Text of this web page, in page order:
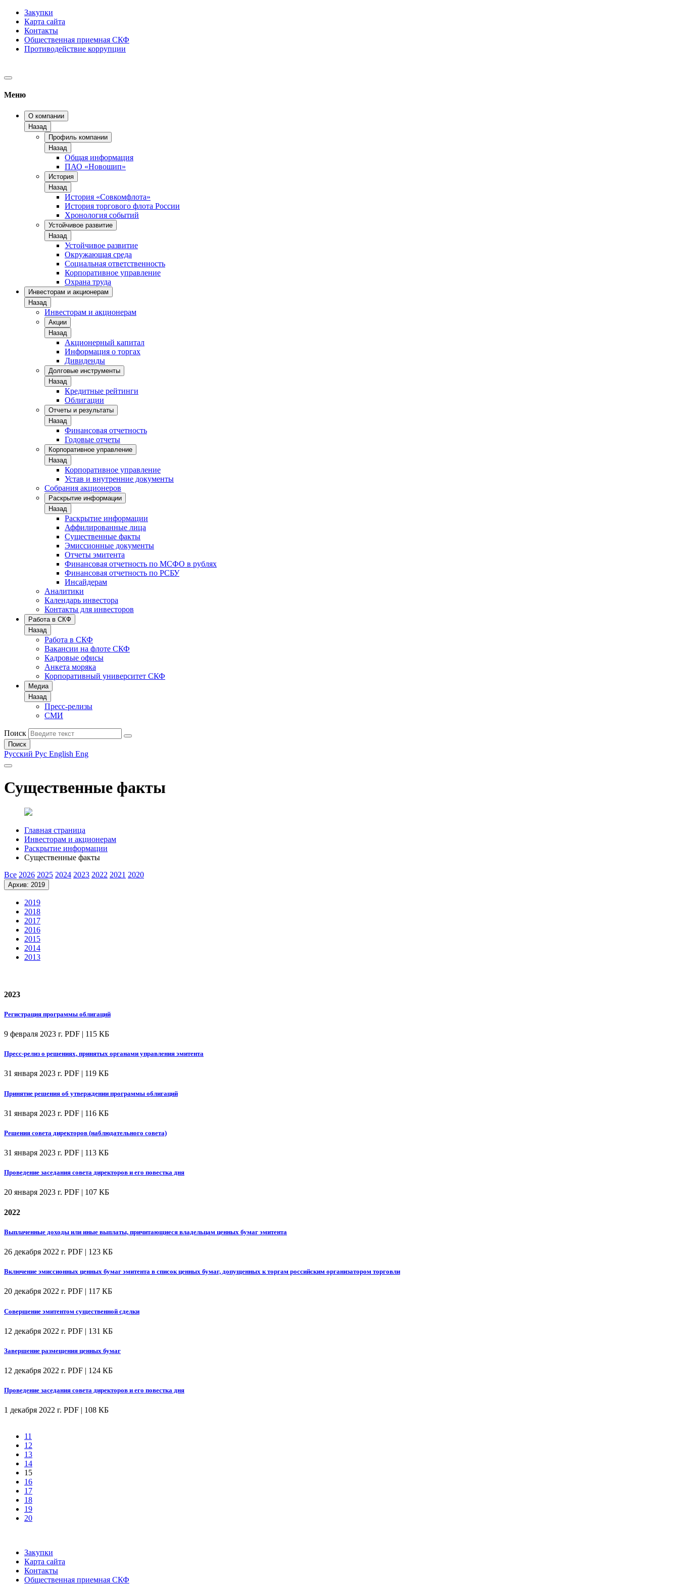
Закупки
Карта сайта
Контакты
Общественная приемная СКФ
Противодействие коррупции
Меню
О компании
Назад
Профиль компании
Назад
Общая информация
ПАО «Новошип»
История
Назад
История «Совкомфлота»
История торгового флота России
Хронология событий
Устойчивое развитие
Назад
Устойчивое развитие
Окружающая среда
Социальная ответственность
Корпоративное управление
Охрана труда
Инвесторам и акционерам
Назад
Инвесторам и акционерам
Акции
Назад
Акционерный капитал
Информация о торгах
Дивиденды
Долговые инструменты
Назад
Кредитные рейтинги
Облигации
Отчеты и результаты
Назад
Финансовая отчетность
Годовые отчеты
Корпоративное управление
Назад
Корпоративное управление
Устав и внутренние документы
Собрания акционеров
Раскрытие информации
Назад
Раскрытие информации
Аффилированные лица
Существенные факты
Эмиссионные документы
Отчеты эмитента
Финансовая отчетность по МСФО в рублях
Финансовая отчетность по РСБУ
Инсайдерам
Аналитики
Календарь инвестора
Контакты для инвесторов
Работа в СКФ
Назад
Работа в СКФ
Вакансии на флоте СКФ
Кадровые офисы
Анкета моряка
Корпоративный университет СКФ
Медиа
Назад
Пресс-релизы
СМИ
Поиск
Поиск
Русский Рус English Eng
Существенные факты
Главная страница
Инвесторам и акционерам
Раскрытие информации
Существенные факты
Все 2026 2025 2024 2023 2022 2021 2020
Архив: 2019
2019
2018
2017
2016
2015
2014
2013
2023
Регистрация программы облигаций
9 февраля 2023 г. PDF | 115 КБ
Пресс-релиз о решениях, принятых органами управления эмитента
31 января 2023 г. PDF | 119 КБ
Принятие решения об утверждении программы облигаций
31 января 2023 г. PDF | 116 КБ
Решения совета директоров (наблюдательного совета)
31 января 2023 г. PDF | 113 КБ
Проведение заседания совета директоров и его повестка дня
20 января 2023 г. PDF | 107 КБ
2022
Выплаченные доходы или иные выплаты, причитающиеся владельцам ценных бумаг эмитента
26 декабря 2022 г. PDF | 123 КБ
Включение эмиссионных ценных бумаг эмитента в список ценных бумаг, допущенных к торгам российским организатором торговли
20 декабря 2022 г. PDF | 117 КБ
Совершение эмитентом существенной сделки
12 декабря 2022 г. PDF | 131 КБ
Завершение размещения ценных бумаг
12 декабря 2022 г. PDF | 124 КБ
Проведение заседания совета директоров и его повестка дня
1 декабря 2022 г. PDF | 108 КБ
11
12
13
14
15
16
17
18
19
20
Закупки
Карта сайта
Контакты
Общественная приемная СКФ